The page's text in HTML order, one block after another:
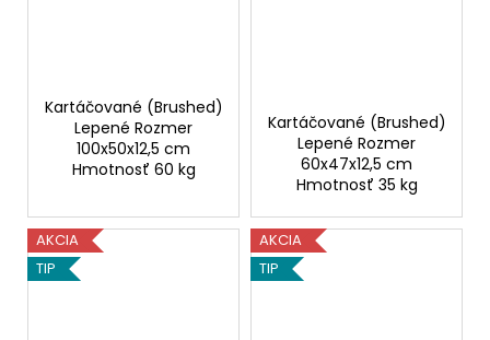
Kartáčované (Brushed)
Lepené Rozmer
100x50x12,5 cm
Hmotnosť 60 kg
Kartáčované (Brushed)
Lepené Rozmer
60x47x12,5 cm
Hmotnosť 35 kg
AKCIA
TIP
AKCIA
TIP